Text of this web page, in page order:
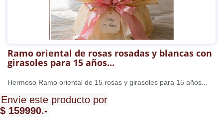
Ramo oriental de rosas rosadas y blancas con
girasoles para 15 años...
Hermoso Ramo oriental de 15 rosas y girasoles para 15 años...
Envíe este producto por
$ 159990.-